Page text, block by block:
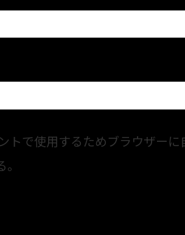
トで使用するためブラウザー